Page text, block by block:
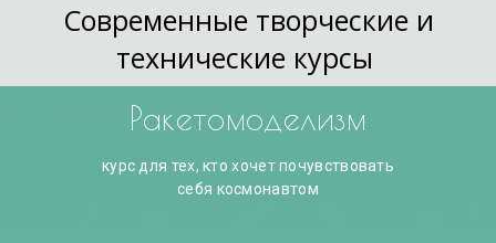
Современные творческие и
технические курсы
Ракетомоделизм
курс для тех, кто хочет почувствовать
себя космонавтом